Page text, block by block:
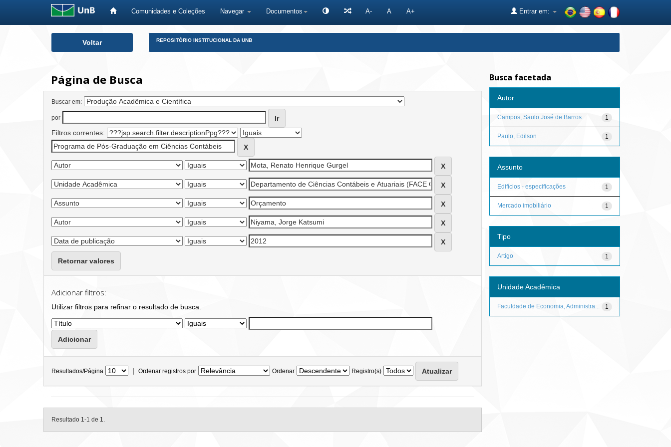
Comunidades e Coleções Navegar Documentos A- A A+ Entrar em:
Voltar REPOSITÓRIO INSTITUCIONAL DA UNB
Página de Busca
Buscar em:
por
Filtros correntes:
Retornar valores
Adicionar filtros:
Utilizar filtros para refinar o resultado de busca.
Resultados/Página | Ordenar registros por Ordenar Registro(s)
Resultado 1-1 de 1.
Busca facetada
Autor
1
Campos, Saulo José de Barros
1
Paulo, Edilson
Assunto
1
Edifícios - especificações
1
Mercado imobiliário
Tipo
1
Artigo
Unidade Acadêmica
1
Faculdade de Economia, Administra...